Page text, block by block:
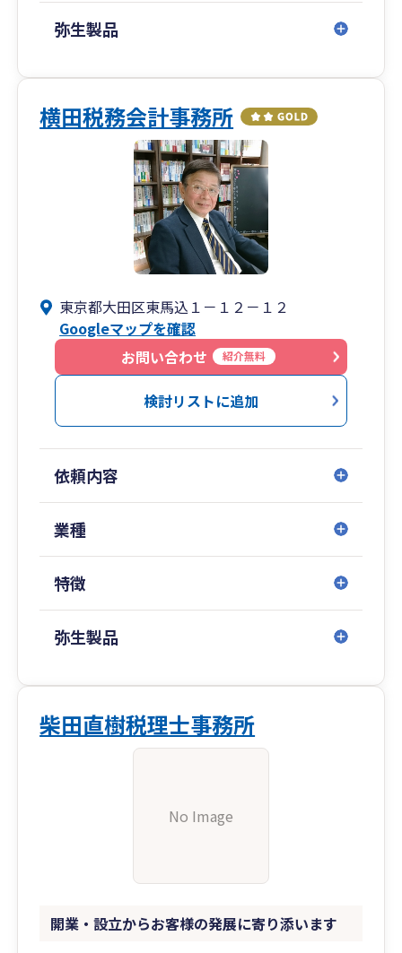
弥生製品
横田税務会計事務所
東京都大田区東馬込１－１２－１２
Googleマップを確認
お問い合わせ
紹介無料
検討リストに追加
依頼内容
業種
特徴
弥生製品
柴田直樹税理士事務所
No Image
開業・設立からお客様の発展に寄り添います